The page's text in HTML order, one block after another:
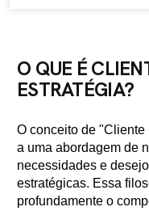
O QUE É
ESTRATÉGIA?
O conceito de
a uma abordagem de
necessidades e
estratégicas. Essa
profundamente o